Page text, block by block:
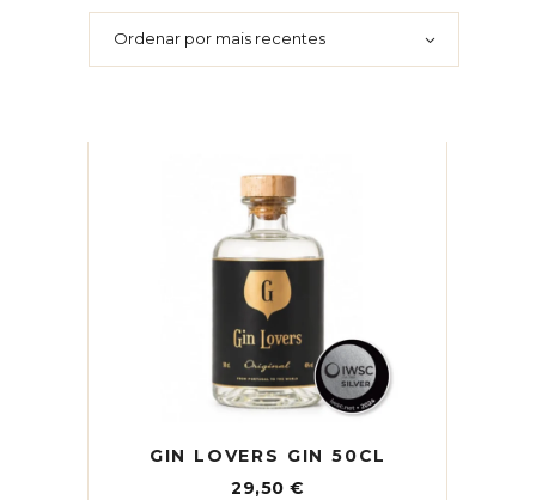
mais
recentes
Ordenar por mais recentes
GIN LOVERS GIN 50CL
29,50€